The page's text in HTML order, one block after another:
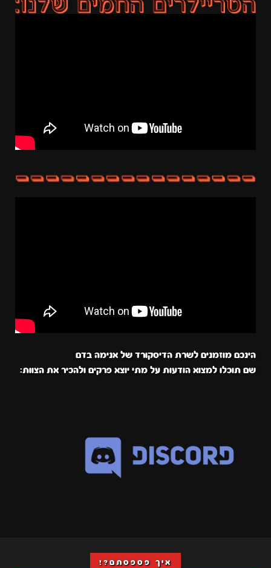
הינכם מוזמנים לשרת הדיסקורד של אנימה בדם
שם תוכלו למצוא הודעות על מתי יוצא פרקים ולהכיר את הצוות:
איך פספסתם?!